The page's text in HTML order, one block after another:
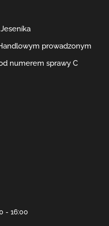
prowadzonym
numerem sprawy C
- 16:00